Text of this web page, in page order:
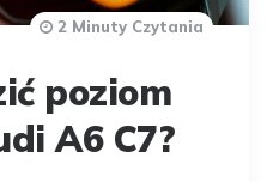
poziom
A6 C7?
2 Minuty Czytania